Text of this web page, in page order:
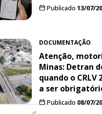
Publicado 13/07/
DOCUMENTAÇÃO
Atenção,
Minas: Detran
quando o CRLV
a ser
Publicado 08/07/